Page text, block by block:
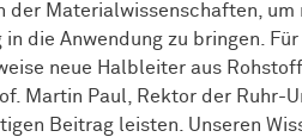
der Materialwissenschaften,
die Anwendung zu bringen.
neue Halbleiter aus
Martin Paul, Rektor der Ruhr-
Beitrag leisten. Unseren